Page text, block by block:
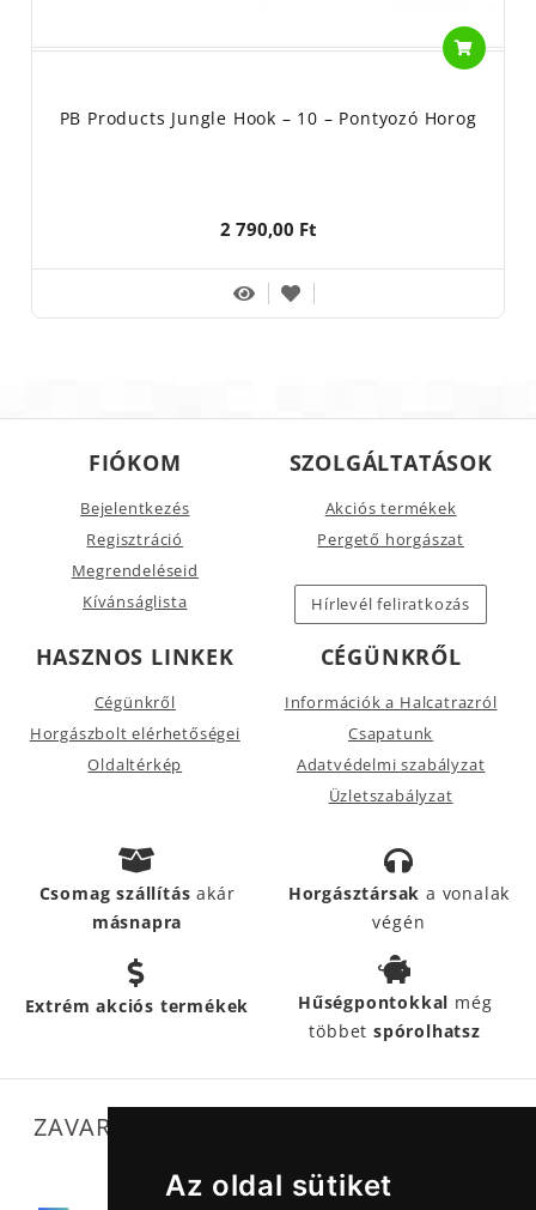
Az oldal sütiket
PB Products Jungle Hook – 10 – Pontyozó Horog
2 790,00 Ft
FIÓKOM
Bejelentkezés
Regisztráció
Megrendeléseid
Kívánságlista
SZOLGÁLTATÁSOK
Akciós termékek
Pergető horgászat
Hírlevél feliratkozás
HASZNOS LINKEK
Cégünkről
Horgászbolt elérhetőségei
Oldaltérkép
CÉGÜNKRŐL
Információk a Halcatrazról
Csapatunk
Adatvédelmi szabályzat
Üzletszabályzat
Csomag szállításakár
másnapra
Horgásztársak a vonalak
végén
Extrém akciós termékek Hűségpontokkal még
többetspórolhatsz
ZAVARTALAN MŰKÖDÉSÜNKET SEGÍTIK